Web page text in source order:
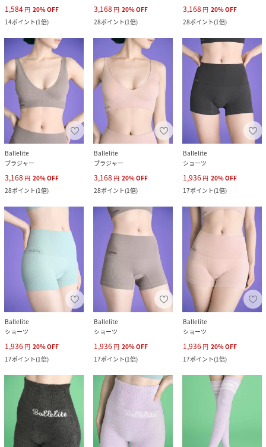
1,584 円 20%OFF
14ポイント(1倍)
3,168 円 20%OFF
28ポイント(1倍)
3,168 円 20%OFF
28ポイント(1倍)
Ballelite
ブラジャー
3,168 円 20%OFF
28ポイント(1倍)
Ballelite
ブラジャー
3,168 円 20%OFF
28ポイント(1倍)
Ballelite
ショーツ
1,936 円 20%OFF
17ポイント(1倍)
Ballelite
ショーツ
1,936 円 20%OFF
17ポイント(1倍)
Ballelite
ショーツ
1,936 円 20%OFF
17ポイント(1倍)
Ballelite
ショーツ
1,936 円 20%OFF
17ポイント(1倍)